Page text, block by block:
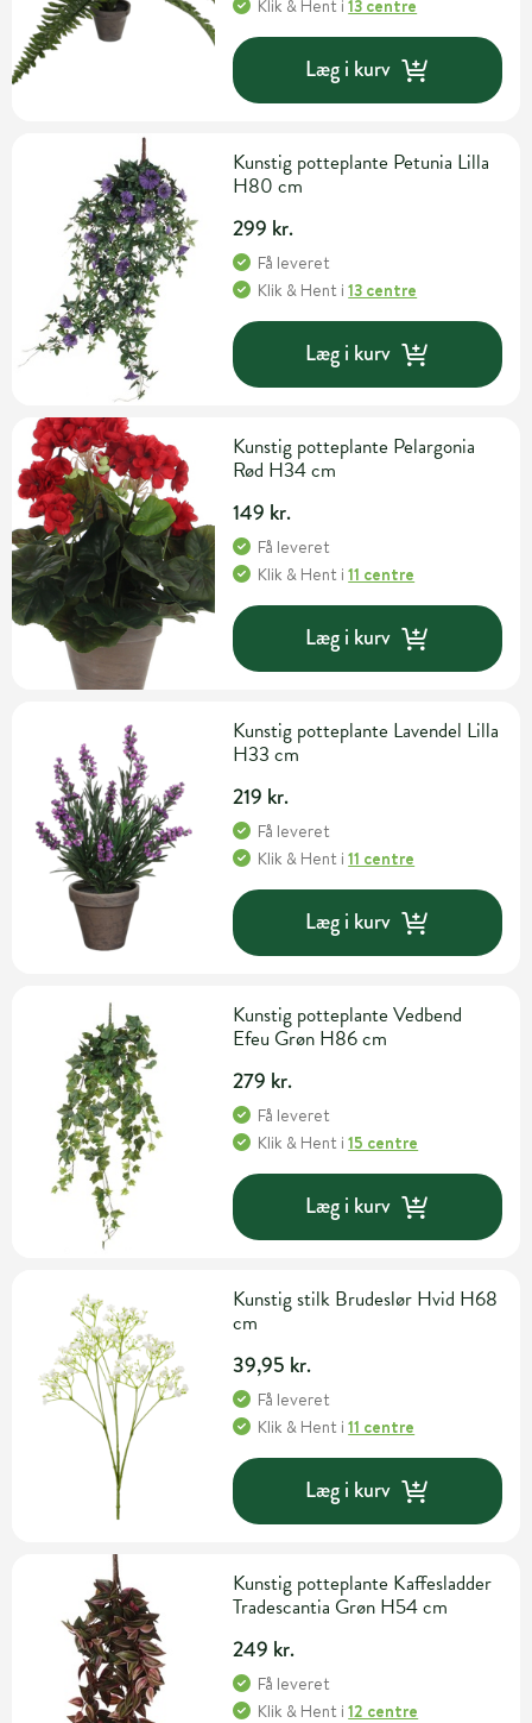
Klik & Hent i13 centre
Læg i kurv
Kunstig potteplante Petunia Lilla
H80 cm
299 kr.
Få leveret
Klik & Hent i13 centre
Læg i kurv
Kunstig potteplante Pelargonia
Rød H34 cm
149 kr.
Få leveret
Klik & Hent i11 centre
Læg i kurv
Kunstig potteplante Lavendel Lilla
H33 cm
219 kr.
Få leveret
Klik & Hent i11 centre
Læg i kurv
Kunstig potteplante Vedbend
Efeu Grøn H86 cm
279 kr.
Få leveret
Klik & Hent i15 centre
Læg i kurv
Kunstig stilk Brudeslør Hvid H68
cm
39,95 kr.
Få leveret
Klik & Hent i11 centre
Læg i kurv
Kunstig potteplante Kaffesladder
Tradescantia Grøn H54 cm
249 kr.
Få leveret
Klik & Hent i12 centre